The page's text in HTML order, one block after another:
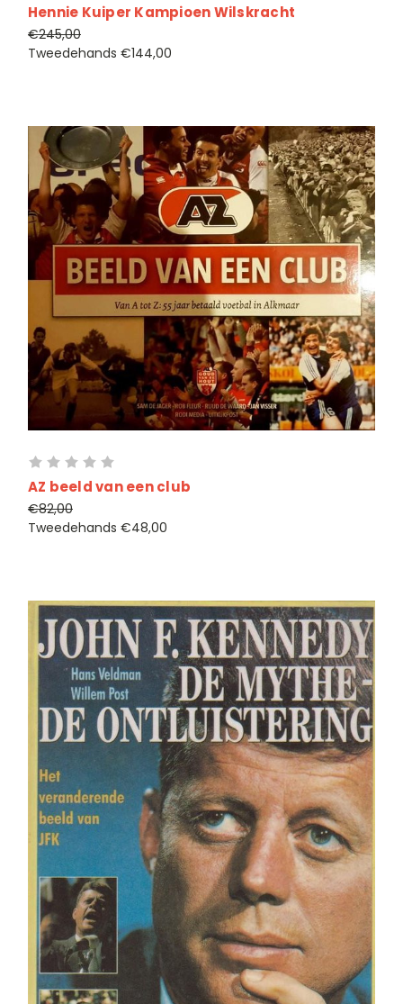
Hennie Kuiper Kampioen Wilskracht
€245,00
Tweedehands €144,00
AZ beeld van een club
€82,00
Tweedehands €48,00